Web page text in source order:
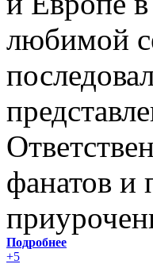
любимой
фанатов и
Подробнее
+5